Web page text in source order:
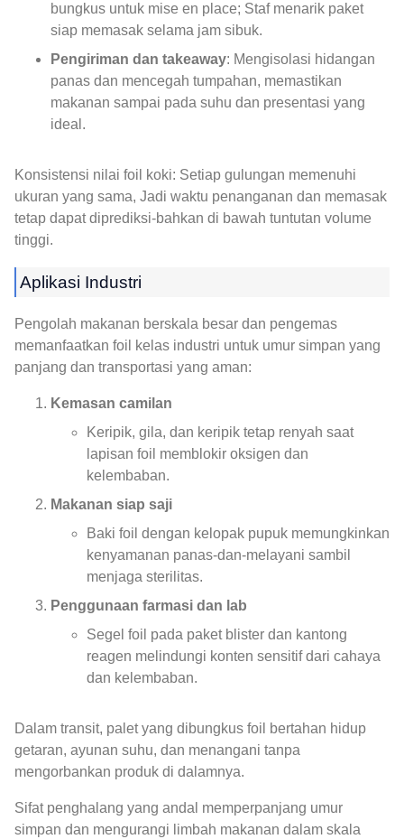
bungkus untuk mise en place; Staf menarik paket
siap memasak selama jam sibuk.
Pengiriman dan takeaway: Mengisolasi hidangan
panas dan mencegah tumpahan, memastikan
makanan sampai pada suhu dan presentasi yang
ideal.
Konsistensi nilai foil koki: Setiap gulungan memenuhi
ukuran yang sama, Jadi waktu penanganan dan memasak
tetap dapat diprediksi-bahkan di bawah tuntutan volume
tinggi.
Aplikasi Industri
Pengolah makanan berskala besar dan pengemas
memanfaatkan foil kelas industri untuk umur simpan yang
panjang dan transportasi yang aman:
Kemasan camilan
Keripik, gila, dan keripik tetap renyah saat
lapisan foil memblokir oksigen dan
kelembaban.
Makanan siap saji
Baki foil dengan kelopak pupuk memungkinkan
kenyamanan panas-dan-melayani sambil
menjaga sterilitas.
Penggunaan farmasi dan lab
Segel foil pada paket blister dan kantong
reagen melindungi konten sensitif dari cahaya
dan kelembaban.
Dalam transit, palet yang dibungkus foil bertahan hidup
getaran, ayunan suhu, dan menangani tanpa
mengorbankan produk di dalamnya.
Sifat penghalang yang andal memperpanjang umur
simpan dan mengurangi limbah makanan dalam skala